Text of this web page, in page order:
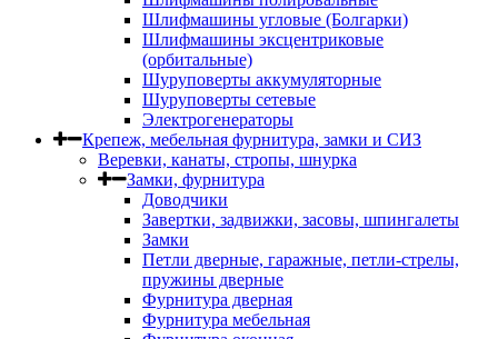
Шлифмашины угловые (Болгарки)
Шлифмашины эксцентриковые
(орбитальные)
Шуруповерты аккумуляторные
Шуруповерты сетевые
Электрогенераторы
Крепеж, мебельная фурнитура, замки и СИЗ
Веревки, канаты, стропы, шнурка
Замки, фурнитура
Доводчики
Завертки, задвижки, засовы, шпингалеты
Замки
Петли дверные, гаражные, петли-стрелы,
пружины дверные
Фурнитура дверная
Фурнитура мебельная